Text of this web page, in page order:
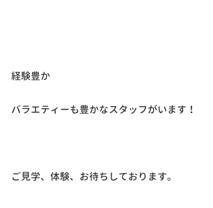
経験豊か
バラエティーも豊かなスタッフがいます！
ご見学、体験、お待ちしております。